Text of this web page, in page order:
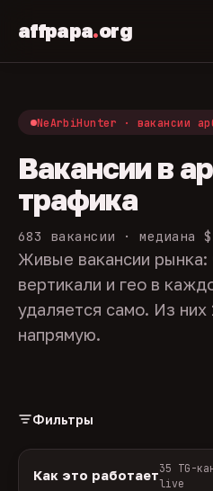
affpapa.org
NeArbiHunter · вакансии
Вакансии в
трафика
683 вакансии · медиана
Живые вакансии рынка:
вертикали и гео в
удаляется само. Из них
напрямую.
Фильтры
Как это работает35 TG-
live